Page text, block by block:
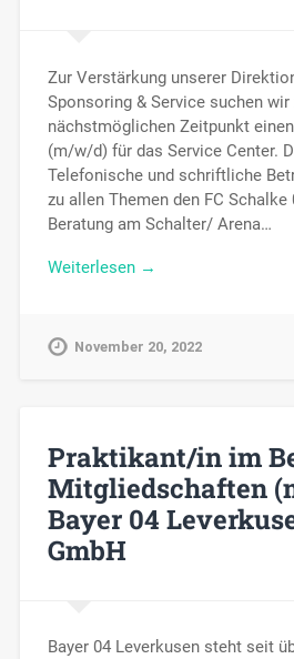
Zur Verstärkung unserer
Sponsoring & Service suchen wir
nächstmöglichen Zeitpunkt
(m/w/d) für das Service Center.
Telefonische und schriftliche
zu allen Themen den FC Schalke
Beratung am Schalter/ Arena…
Weiterlesen →
November 20, 2022
Praktikant/in im
Mitgliedschaften
Bayer 04
GmbH
Bayer 04 Leverkusen steht seit